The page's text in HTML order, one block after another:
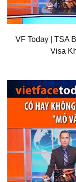
VF Today | TSA
Visa